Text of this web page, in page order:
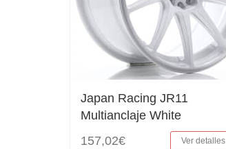
Japan Racing JR11
Multianclaje White
157,02€
Ver detalles